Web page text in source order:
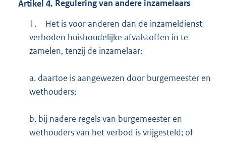
Artikel 4. Regulering van andere inzamelaars
1.
Het is voor anderen dan de inzameldienst
verboden huishoudelijke afvalstoffen in te
zamelen, tenzij de inzamelaar:
a. daartoe is aangewezen door burgemeester en
wethouders;
b. bij nadere regels van burgemeester en
wethouders van het verbod is vrijgesteld; of